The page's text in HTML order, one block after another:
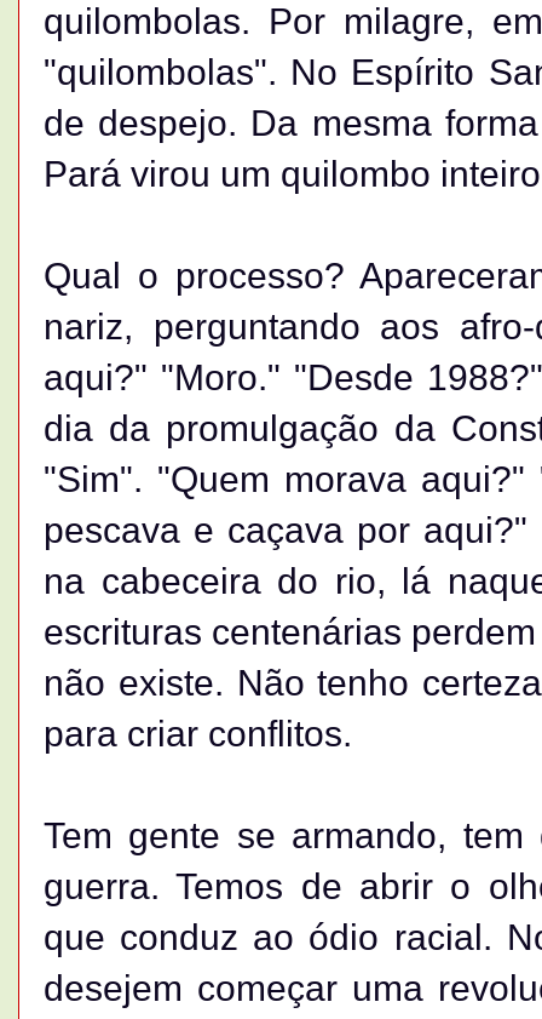
quilombolas. Por milagre,
"quilombolas". No Espírito
de despejo. Da mesma
Pará virou um quilombo
Qual o processo?
nariz, perguntando aos
aqui?" "Moro." "Desde
dia da promulgação da
"Sim". "Quem morava
pescava e caçava por
na cabeceira do rio, lá
escrituras centenárias
não existe. Não tenho
para criar conflitos.
Tem gente se armando,
guerra. Temos de abrir o
que conduz ao ódio racial.
desejem começar uma